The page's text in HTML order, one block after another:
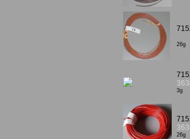
26g
3g
26g